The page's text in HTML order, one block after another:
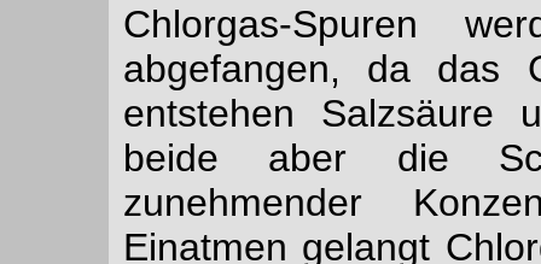
Chlorgas-Spuren
abgefangen, da das
entstehen Salzsäure
beide aber die
zunehmender
Einatmen gelangt